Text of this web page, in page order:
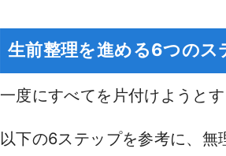
生前整理を進める6つのス
一度にすべてを片付けようと
以下の6ステップを参考に、無